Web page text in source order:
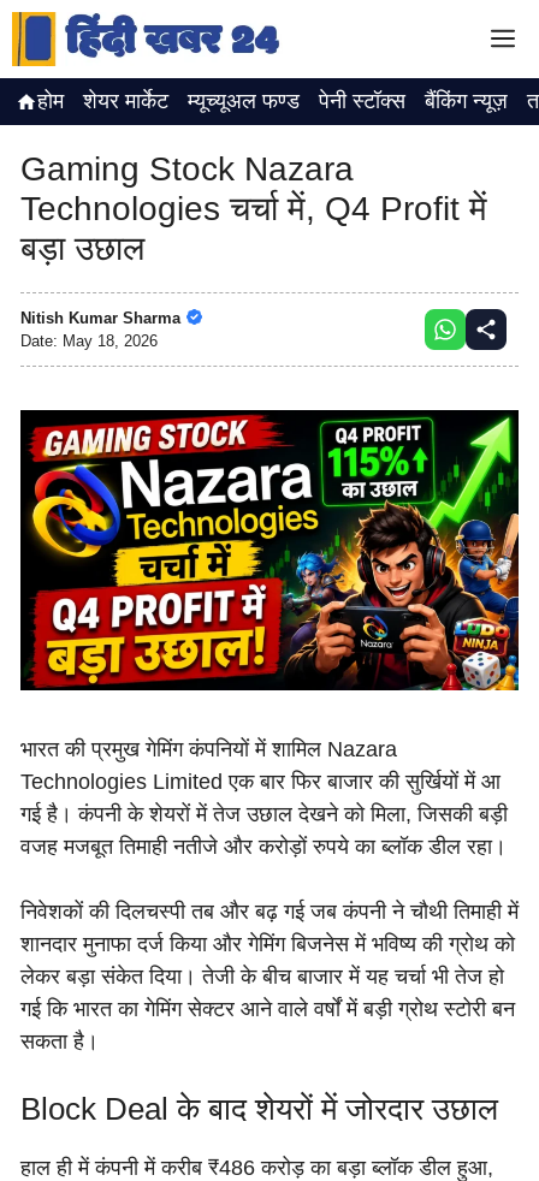
Skip
content
होम शेयर मार्केट म्यूच्यूअल फण्ड पेनी स्टॉक्स बैंकिंग न्यूज़
Gaming Stock Nazara
Technologies चर्चा में, Q4 Profit में
बड़ा उछाल
Nitish Kumar Sharma
Date: May 18, 2026
भारत की प्रमुख गेमिंग कंपनियों में शामिल Nazara
Technologies Limited एक बार फिर बाजार की सुर्खियों में आ
गई है। कंपनी के शेयरों में तेज उछाल देखने को मिला, जिसकी बड़ी
वजह मजबूत तिमाही नतीजे और करोड़ों रुपये का ब्लॉक डील रहा।
निवेशकों की दिलचस्पी तब और बढ़ गई जब कंपनी ने चौथी तिमाही में
शानदार मुनाफा दर्ज किया और गेमिंग बिजनेस में भविष्य की ग्रोथ को
लेकर बड़ा संकेत दिया। तेजी के बीच बाजार में यह चर्चा भी तेज हो
गई कि भारत का गेमिंग सेक्टर आने वाले वर्षों में बड़ी ग्रोथ स्टोरी बन
सकता है।
Block Deal के बाद शेयरों में जोरदार उछाल
हाल ही में कंपनी में करीब ₹486 करोड़ का बड़ा ब्लॉक डील हुआ,